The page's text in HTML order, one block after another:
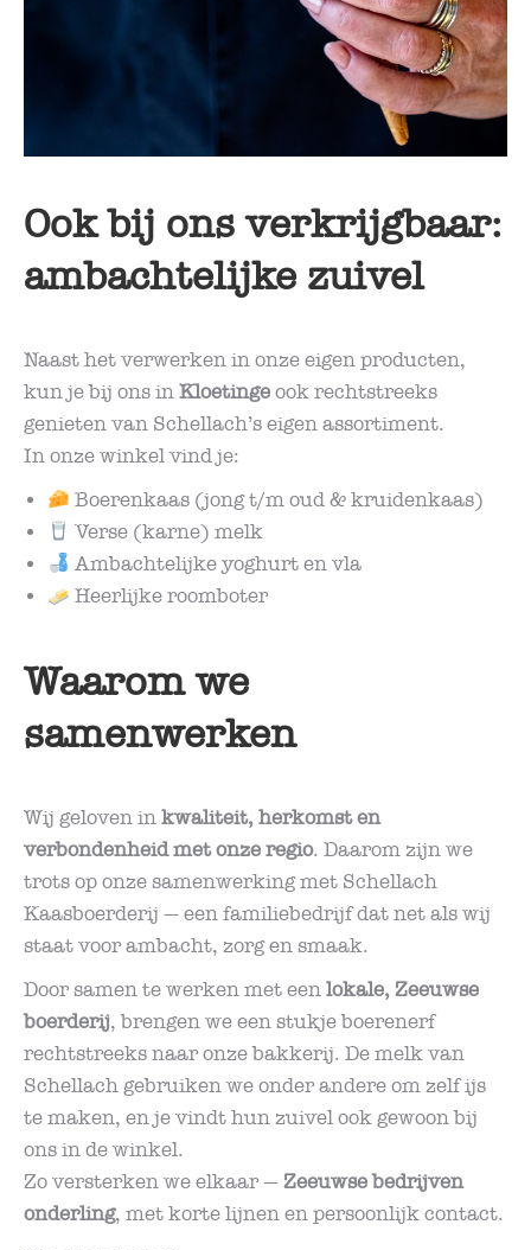
Ook bij ons verkrijgbaar:
ambachtelijke zuivel
Naast het verwerken in onze eigen producten,
kun je bij ons in Kloetinge ook rechtstreeks
genieten van Schellach’s eigen assortiment.
In onze winkel vind je:
Boerenkaas (jong t/m oud & kruidenkaas)
Verse (karne) melk
Ambachtelijke yoghurt en vla
Heerlijke roomboter
Waarom we
samenwerken
Wij geloven in kwaliteit, herkomst en
verbondenheid met onze regio. Daarom zijn we
trots op onze samenwerking met Schellach
Kaasboerderij — een familiebedrijf dat net als wij
staat voor ambacht, zorg en smaak.
Door samen te werken met een lokale, Zeeuwse
boerderij, brengen we een stukje boerenerf
rechtstreeks naar onze bakkerij. De melk van
Schellach gebruiken we onder andere om zelf ijs
te maken, en je vindt hun zuivel ook gewoon bij
ons in de winkel.
Zo versterken we elkaar — Zeeuwse bedrijven
onderling, met korte lijnen en persoonlijk contact.